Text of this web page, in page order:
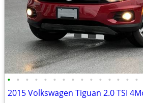
• • • • • • • • • • • • • • •